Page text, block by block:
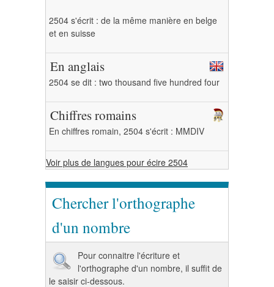
2504 s'écrit : de la même manière en belge
et en suisse
En anglais
2504 se dit : two thousand five hundred four
Chiffres romains
En chiffres romain, 2504 s'écrit : MMDIV
Voir plus de langues pour écire 2504
Chercher l'orthographe
d'un nombre
Pour connaitre l'écriture et
l'orthographe d'un nombre, il suffit de
le saisir ci-dessous.